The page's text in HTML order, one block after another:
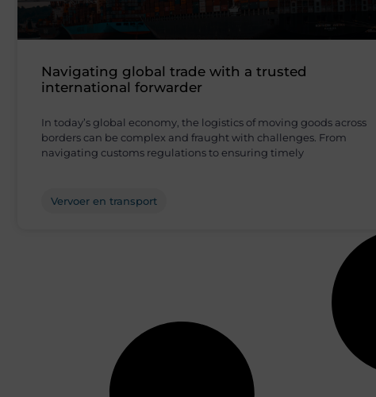
Navigating global trade with a trusted
international forwarder
In today’s global economy, the logistics of moving goods across
borders can be complex and fraught with challenges. From
navigating customs regulations to ensuring timely
Vervoer en transport